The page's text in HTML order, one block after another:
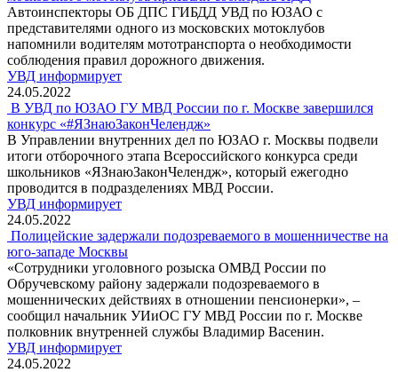
Автоинспекторы ОБ ДПС ГИБДД УВД по ЮЗАО с
представителями одного из московских мотоклубов
напомнили водителям мототранспорта о необходимости
соблюдения правил дорожного движения.
УВД информирует
24.05.2022
В УВД по ЮЗАО ГУ МВД России по г. Москве завершился
конкурс «#ЯЗнаюЗаконЧелендж»
В Управлении внутренних дел по ЮЗАО г. Москвы подвели
итоги отборочного этапа Всероссийского конкурса среди
школьников «ЯЗнаюЗаконЧелендж», который ежегодно
проводится в подразделениях МВД России.
УВД информирует
24.05.2022
Полицейские задержали подозреваемого в мошенничестве на
юго-западе Москвы
«Сотрудники уголовного розыска ОМВД России по
Обручевскому району задержали подозреваемого в
мошеннических действиях в отношении пенсионерки», –
сообщил начальник УИиОС ГУ МВД России по г. Москве
полковник внутренней службы Владимир Васенин.
УВД информирует
24.05.2022